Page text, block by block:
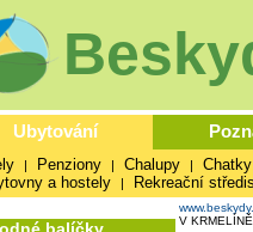
Ubytování
| Penziony | Chalupy |
a hostely | Rekreační
V KRMELÍNĚ